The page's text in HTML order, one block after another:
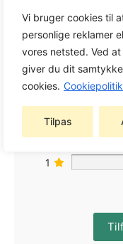
Vi bruger cookies til
personlige reklamer
vores netsted. Ved
giver du dit
cookies.
Tilpas
5
3
1